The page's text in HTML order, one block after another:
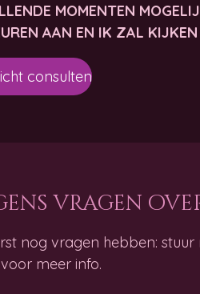
MOMENTEN
AAN EN IK ZAL
consulten
vragen
nog vragen hebben:
meer info.